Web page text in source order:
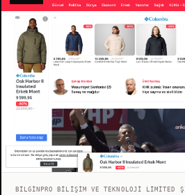
BILGINPRO BILIŞIM VE TEKNOLOJI LIMITED